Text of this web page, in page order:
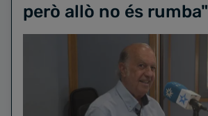
però allò no és rumba"